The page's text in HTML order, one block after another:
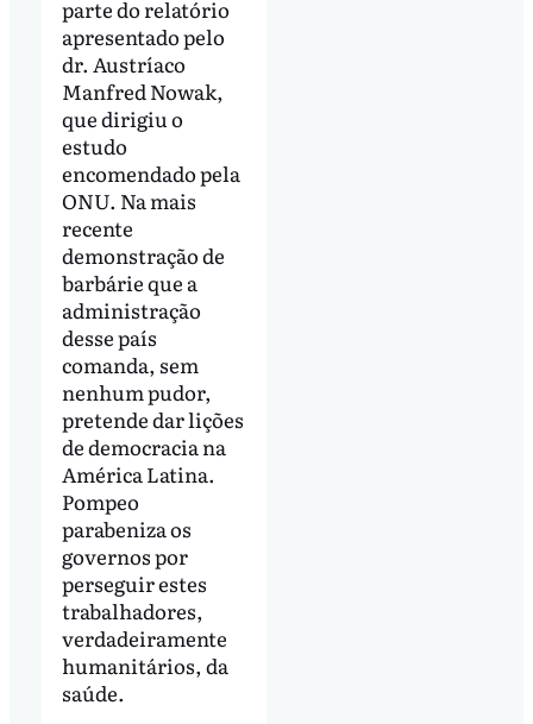
parte do relatório
apresentado pelo
dr. Austríaco
Manfred Nowak,
que dirigiu o
estudo
encomendado pela
ONU. Na mais
recente
demonstração de
barbárie que a
administração
desse país
comanda, sem
nenhum pudor,
pretende dar lições
de democracia na
América Latina.
Pompeo
parabeniza os
governos por
perseguir estes
trabalhadores,
verdadeiramente
humanitários, da
saúde.